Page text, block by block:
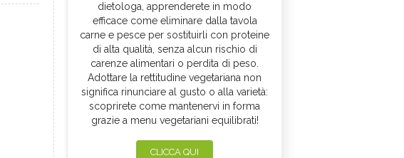
dietologa, apprenderete in modo
efficace come eliminare dalla tavola
carne e pesce per sostituirli con proteine
di alta qualità, senza alcun rischio di
carenze alimentari o perdita di peso.
Adottare la rettitudine vegetariana non
significa rinunciare al gusto o alla varietà:
scoprirete come mantenervi in forma
grazie a menu vegetariani equilibrati!
CLICCA QUI